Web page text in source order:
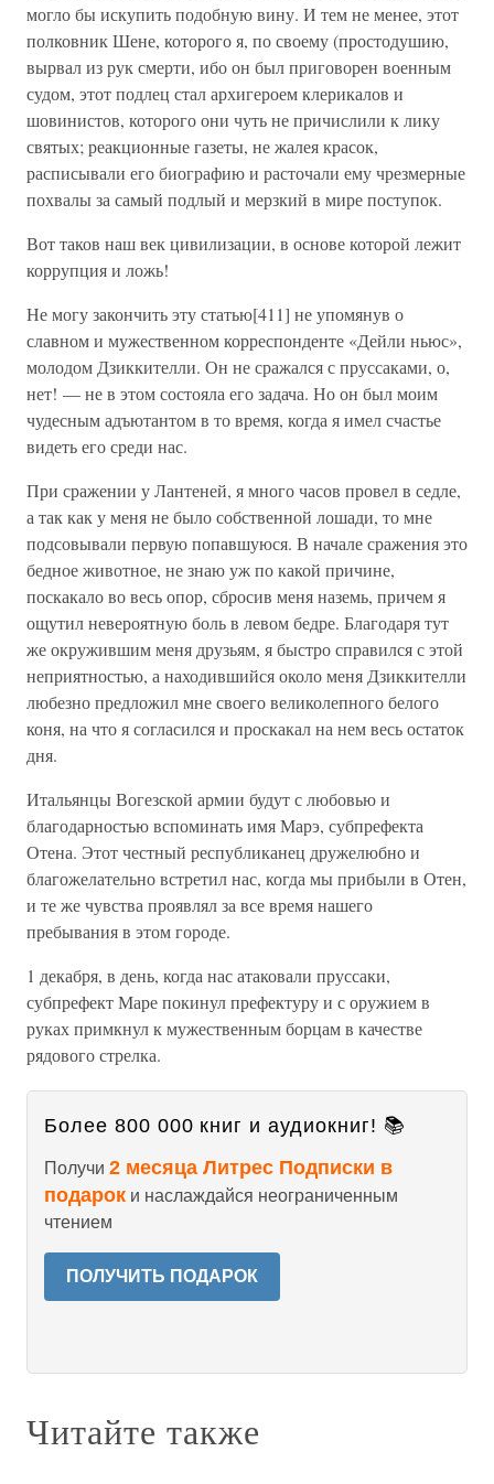
могло бы искупить подобную вину. И тем не менее, этот
полковник Шене, которого я, по своему (простодушию,
вырвал из рук смерти, ибо он был приговорен военным
судом, этот подлец стал архигероем клерикалов и
шовинистов, которого они чуть не причислили к лику
святых; реакционные газеты, не жалея красок,
расписывали его биографию и расточали ему чрезмерные
похвалы за самый подлый и мерзкий в мире поступок.
Вот таков наш век цивилизации, в основе которой лежит
коррупция и ложь!
Не могу закончить эту статью[411] не упомянув о
славном и мужественном корреспонденте «Дейли ньюс»,
молодом Дзиккителли. Он не сражался с пруссаками, о,
нет! — не в этом состояла его задача. Но он был моим
чудесным адъютантом в то время, когда я имел счастье
видеть его среди нас.
При сражении у Лантеней, я много часов провел в седле,
а так как у меня не было собственной лошади, то мне
подсовывали первую попавшуюся. В начале сражения это
бедное животное, не знаю уж по какой причине,
поскакало во весь опор, сбросив меня наземь, причем я
ощутил невероятную боль в левом бедре. Благодаря тут
же окружившим меня друзьям, я быстро справился с этой
неприятностью, а находившийся около меня Дзиккителли
любезно предложил мне своего великолепного белого
коня, на что я согласился и проскакал на нем весь остаток
дня.
Итальянцы Вогезской армии будут с любовью и
благодарностью вспоминать имя Марэ, субпрефекта
Отена. Этот честный республиканец дружелюбно и
благожелательно встретил нас, когда мы прибыли в Отен,
и те же чувства проявлял за все время нашего
пребывания в этом городе.
1 декабря, в день, когда нас атаковали пруссаки,
субпрефект Маре покинул префектуру и с оружием в
руках примкнул к мужественным борцам в качестве
рядового стрелка.
Более 800 000 книг и аудиокниг! 📚
Получи 2 месяца Литрес Подписки в
подарок и наслаждайся неограниченным
чтением
ПОЛУЧИТЬ ПОДАРОК
Читайте также